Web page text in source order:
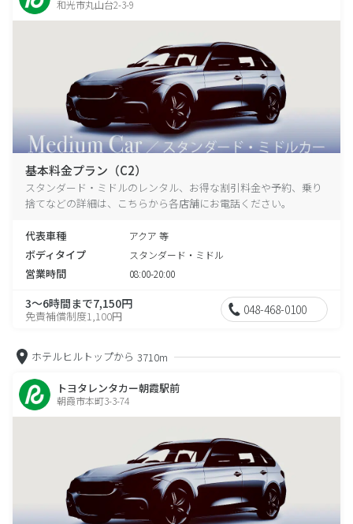
和光市丸山台2-3-9
基本料金プラン（C2）
スタンダード・ミドルのレンタル、お得な割引料金や予約、乗り
捨てなどの詳細は、こちらから各店舗にお電話ください。
代表車種 アクア 等
ボディタイプ スタンダード・ミドル
営業時間 08:00-20:00
3～6時間まで7,150円
免責補償制度1,100円 048-468-0100
ホテルヒルトップから 3710m
トヨタレンタカー朝霞駅前
朝霞市本町3-3-74